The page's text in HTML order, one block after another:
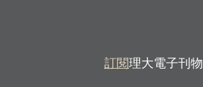
訂閱理大電子刊物